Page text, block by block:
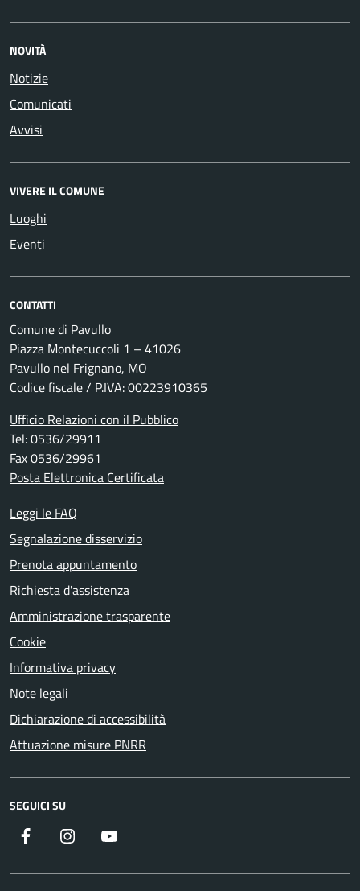
NOVITÀ
Notizie
Comunicati
Avvisi
VIVERE IL COMUNE
Luoghi
Eventi
CONTATTI
Comune di Pavullo
Piazza Montecuccoli 1 – 41026
Pavullo nel Frignano, MO
Codice fiscale / P.IVA: 00223910365
Ufficio Relazioni con il Pubblico
Tel: 0536/29911
Fax 0536/29961
Posta Elettronica Certificata
Leggi le FAQ
Segnalazione disservizio
Prenota appuntamento
Richiesta d'assistenza
Amministrazione trasparente
Cookie
Informativa privacy
Note legali
Dichiarazione di accessibilità
Attuazione misure PNRR
SEGUICI SU
Facebook Instagram